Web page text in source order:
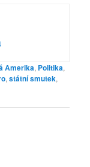
Amerika, Politika,
,státní smutek,